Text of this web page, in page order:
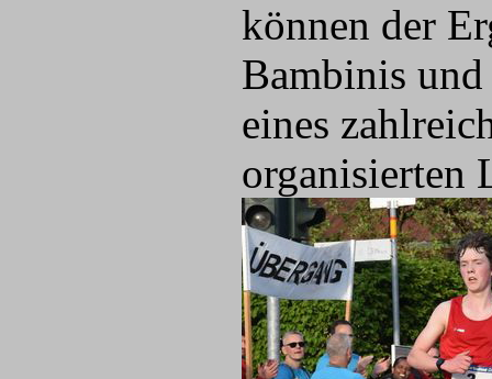
können der
Bambinis
eines
organisierten